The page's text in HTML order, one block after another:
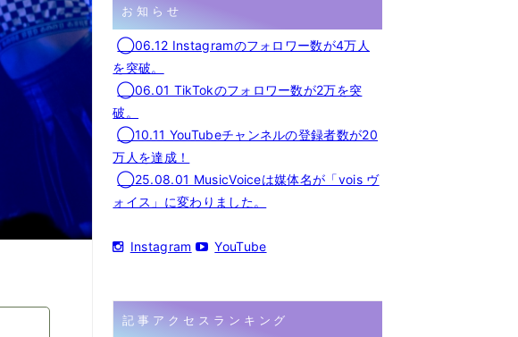
お知らせ
◯06.12 Instagramのフォロワー数が4万人
を突破。
◯06.01 TikTokのフォロワー数が2万を突
破。
◯10.11 YouTubeチャンネルの登録者数が20
万人を達成！
◯25.08.01 MusicVoiceは媒体名が「vois ヴ
ォイス」に変わりました。
Instagram YouTube
記事アクセスランキング